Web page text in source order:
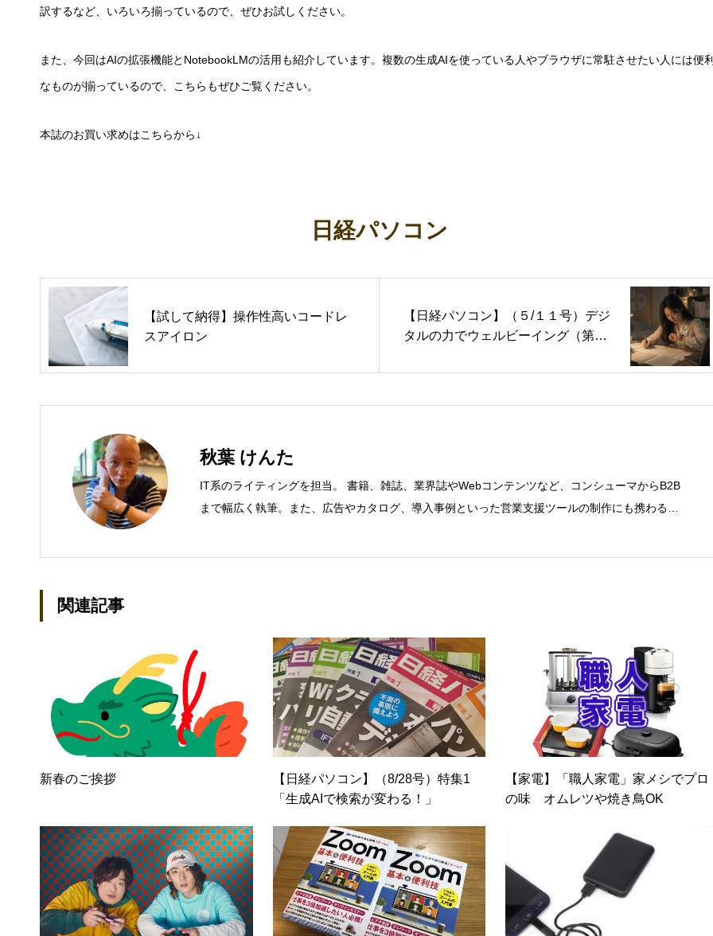
訳するなど、いろいろ揃っているので、ぜひお試しください。
また、今回はAIの拡張機能とNotebookLMの活用も紹介しています。複数の生成AIを使っている人やブラウザに常駐させたい人には便利
なものが揃っているので、こちらもぜひご覧ください。
本誌のお買い求めはこちらから↓
日経パソコン
【試して納得】操作性高いコードレ
スアイロン
【日経パソコン】（５/１１号）デジ
タルの力でウェルビーイング（第３
ト
秋葉 けんた
IT系のライティングを担当。 書籍、雑誌、業界誌やWebコンテンツなど、コンシューマからB2B
まで幅広く執筆。また、広告やカタログ、導入事例といった営業支援ツールの制作にも携わる。
（.NET/BI/カタログ/各種戦略/導入事例/パートナー取材など）…ほか、多数執筆。●連絡先 メー
ル：kenta@office-mica.com
関連記事
新春のご挨拶
【日経パソコン】（8/28号）特集1
「生成AIで検索が変わる！」
【家電】「職人家電」家メシでプロ
の味 オムレツや焼き鳥OK